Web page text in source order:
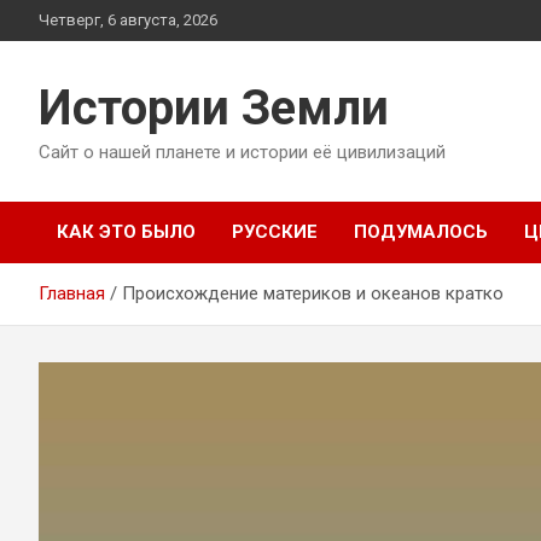
Перейти
к
Четверг, 6 августа, 2026
Истории Земли
Сайт о нашей планете и истории её цивилизаций
КАК ЭТО БЫЛО РУССКИЕ ПОДУМАЛОСЬ
Главная Происхождение материков и океанов кратко